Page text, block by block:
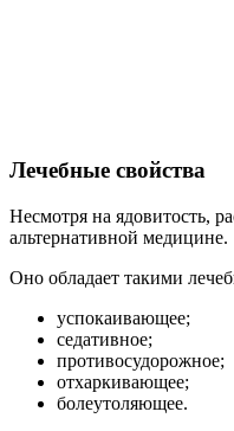
Лечебные свойства
Несмотря на ядовитость,
альтернативной медицине.
Оно обладает такими
успокаивающее;
седативное;
противосудорожное;
отхаркивающее;
болеутоляющее.